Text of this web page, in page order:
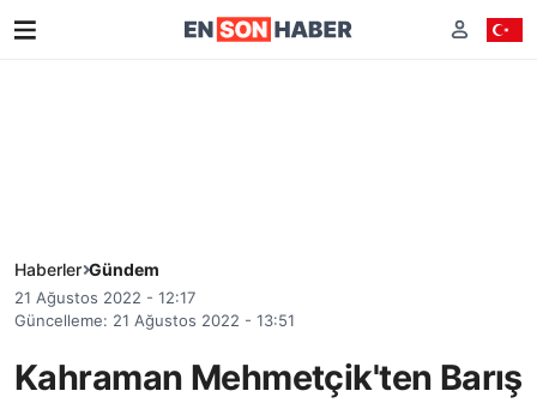
Haberler Gündem
21 Ağustos 2022 - 12:17
Güncelleme: 21 Ağustos 2022 - 13:51
Kahraman Mehmetçik'ten Barış